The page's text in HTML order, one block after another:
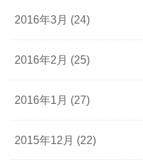
2016年3月 (24)
2016年2月 (25)
2016年1月 (27)
2015年12月 (22)